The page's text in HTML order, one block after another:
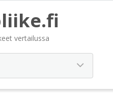
vertailussa